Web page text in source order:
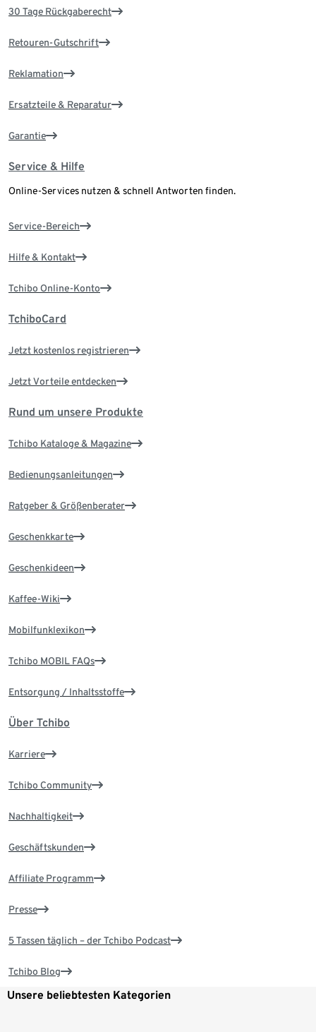
30 Tage Rückgaberecht
Retouren-Gutschrift
Reklamation
Ersatzteile & Reparatur
Garantie
Service & Hilfe
Online-Services nutzen & schnell Antworten finden.
Service-Bereich
Hilfe & Kontakt
Tchibo Online-Konto
TchiboCard
Jetzt kostenlos registrieren
Jetzt Vorteile entdecken
Rund um unsere Produkte
Tchibo Kataloge & Magazine
Bedienungsanleitungen
Ratgeber & Größenberater
Geschenkkarte
Geschenkideen
Kaffee-Wiki
Mobilfunklexikon
Tchibo MOBIL FAQs
Entsorgung / Inhaltsstoffe
Über Tchibo
Karriere
Tchibo Community
Nachhaltigkeit
Geschäftskunden
Affiliate Programm
Presse
5 Tassen täglich – der Tchibo Podcast
Tchibo Blog
Unsere beliebtesten Kategorien